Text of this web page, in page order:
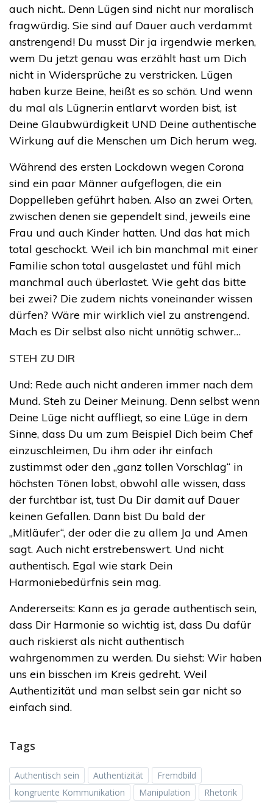
auch nicht.. Denn Lügen sind nicht nur moralisch
fragwürdig. Sie sind auf Dauer auch verdammt
anstrengend! Du musst Dir ja irgendwie merken,
wem Du jetzt genau was erzählt hast um Dich
nicht in Widersprüche zu verstricken. Lügen
haben kurze Beine, heißt es so schön. Und wenn
du mal als Lügner:in entlarvt worden bist, ist
Deine Glaubwürdigkeit UND Deine authentische
Wirkung auf die Menschen um Dich herum weg.
Während des ersten Lockdown wegen Corona
sind ein paar Männer aufgeflogen, die ein
Doppelleben geführt haben. Also an zwei Orten,
zwischen denen sie gependelt sind, jeweils eine
Frau und auch Kinder hatten. Und das hat mich
total geschockt. Weil ich bin manchmal mit einer
Familie schon total ausgelastet und fühl mich
manchmal auch überlastet. Wie geht das bitte
bei zwei? Die zudem nichts voneinander wissen
dürfen? Wäre mir wirklich viel zu anstrengend.
Mach es Dir selbst also nicht unnötig schwer…
STEH ZU DIR
Und: Rede auch nicht anderen immer nach dem
Mund. Steh zu Deiner Meinung. Denn selbst wenn
Deine Lüge nicht auffliegt, so eine Lüge in dem
Sinne, dass Du um zum Beispiel Dich beim Chef
einzuschleimen, Du ihm oder ihr einfach
zustimmst oder den „ganz tollen Vorschlag“ in
höchsten Tönen lobst, obwohl alle wissen, dass
der furchtbar ist, tust Du Dir damit auf Dauer
keinen Gefallen. Dann bist Du bald der
„Mitläufer“, der oder die zu allem Ja und Amen
sagt. Auch nicht erstrebenswert. Und nicht
authentisch. Egal wie stark Dein
Harmoniebedürfnis sein mag.
Andererseits: Kann es ja gerade authentisch sein,
dass Dir Harmonie so wichtig ist, dass Du dafür
auch riskierst als nicht authentisch
wahrgenommen zu werden. Du siehst: Wir haben
uns ein bisschen im Kreis gedreht. Weil
Authentizität und man selbst sein gar nicht so
einfach sind.
Tags
Authentisch sein Authentizität
Fremdbild
kongruente Kommunikation
Manipulation
Rhetorik